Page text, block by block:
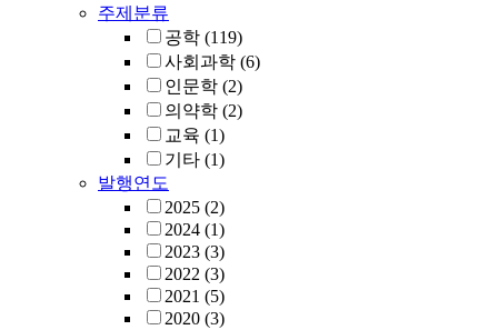
주제분류
공학 (119)
사회과학 (6)
인문학 (2)
의약학 (2)
교육 (1)
기타 (1)
발행연도
2025 (2)
2024 (1)
2023 (3)
2022 (3)
2021 (5)
2020 (3)